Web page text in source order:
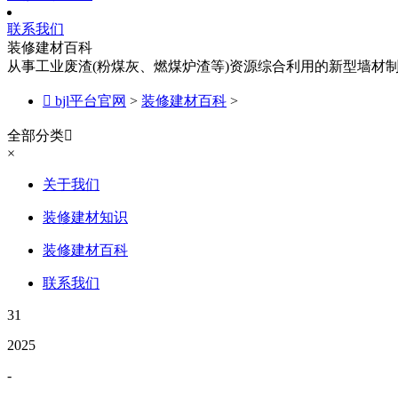
联系我们
装修建材百科
从事工业废渣(粉煤灰、燃煤炉渣等)资源综合利用的新型墙材
 bjl平台官网 > 装修建材百科 >
全部分类
×
关于我们
装修建材知识
装修建材百科
联系我们
31
2025
-